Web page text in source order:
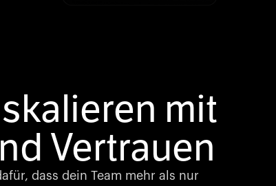
mit
Vertrauen
dass dein Team mehr als nur